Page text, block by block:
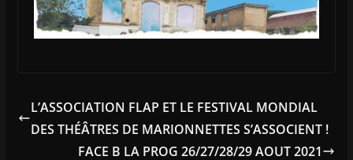
L’ASSOCIATION FLAP ET LE FESTIVAL MONDIAL
DES THÉÂTRES DE MARIONNETTES S’ASSOCIENT !
FACE B LA PROG 26/27/28/29 AOUT 2021